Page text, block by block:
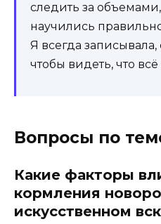
следить за
научились
Я всегда записывала,
чтобы видеть, что
Вопросы по
Какие факторы
кормления
искусственном